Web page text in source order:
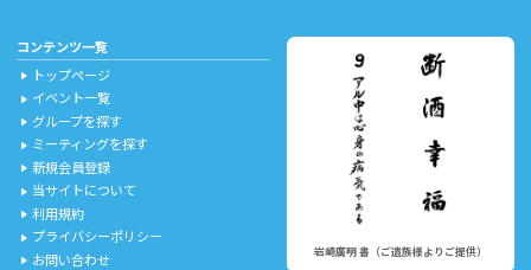
コンテンツ一覧
play_arrow トップページ
play_arrow イベント一覧
play_arrow グループを探す
play_arrow ミーティングを探す
play_arrow 新規会員登録
play_arrow 当サイトについて
play_arrow 利用規約
play_arrow プライバシーポリシー
play_arrow お問い合わせ 岩崎廣明 書（ご遺族様よりご提供）